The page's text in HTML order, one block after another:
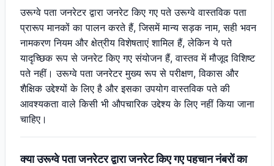
उरूग्वे पता जनरेटर द्वारा जनरेट किए गए पते उरूग्वे वास्तविक पता
प्रारूप मानकों का पालन करते हैं, जिसमें मान्य सड़क नाम, सही भवन
नामकरण नियम और क्षेत्रीय विशेषताएं शामिल हैं, लेकिन ये पते
यादृच्छिक रूप से जनरेट किए गए संयोजन हैं, वास्तव में मौजूद विशिष्ट
पते नहीं। उरूग्वे पता जनरेटर मुख्य रूप से परीक्षण, विकास और
शैक्षिक उद्देश्यों के लिए है और इसका उपयोग वास्तविक पते की
आवश्यकता वाले किसी भी औपचारिक उद्देश्य के लिए नहीं किया जाना
चाहिए।
क्या उरूग्वे पता जनरेटर द्वारा जनरेट किए गए पहचान नंबरों का